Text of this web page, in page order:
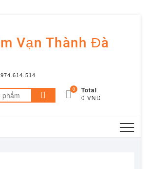
Vạn Thành Đà
Tìm
kiếm:
0 Total
0 VNĐ